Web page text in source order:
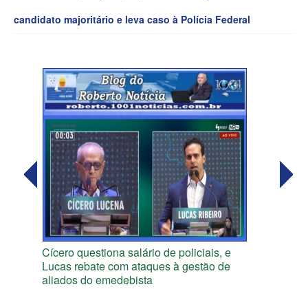
candidato majoritário e leva caso à Polícia Federal
Cícero questiona salário de policiais, e
Lucas rebate com ataques à gestão de
aliados do emedebista